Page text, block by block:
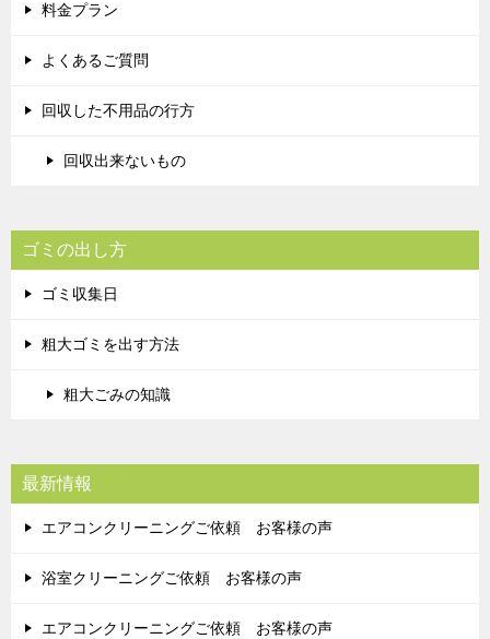
料金プラン
よくあるご質問
回収した不用品の行方
回収出来ないもの
ゴミの出し方
ゴミ収集日
粗大ゴミを出す方法
粗大ごみの知識
最新情報
エアコンクリーニングご依頼 お客様の声
浴室クリーニングご依頼 お客様の声
エアコンクリーニングご依頼 お客様の声